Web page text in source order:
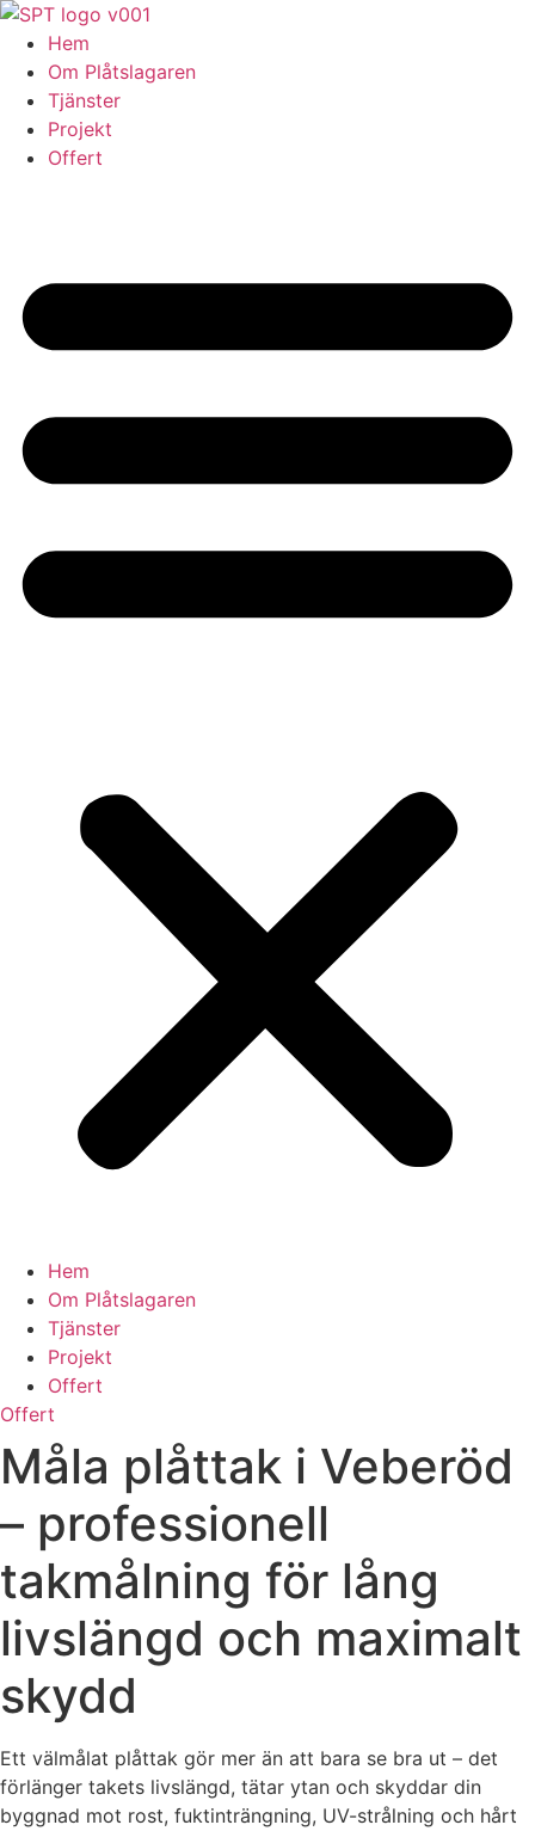
Skip
content
Hem
Om Plåtslagaren
Tjänster
Projekt
Offert
Hem
Om Plåtslagaren
Tjänster
Projekt
Offert
Offert
Måla plåttak i Veberöd
– professionell
takmålning för lång
livslängd och maximalt
skydd
Ett välmålat plåttak gör mer än att bara se bra ut – det
förlänger takets livslängd, tätar ytan och skyddar din
byggnad mot rost, fuktinträngning, UV-strålning och hårt